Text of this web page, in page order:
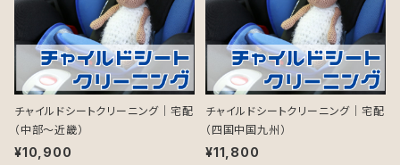
チャイルドシートクリーニング｜宅配
（中部～近畿）
¥10,900
チャイルドシートクリーニング｜宅配
（四国中国九州）
¥11,800